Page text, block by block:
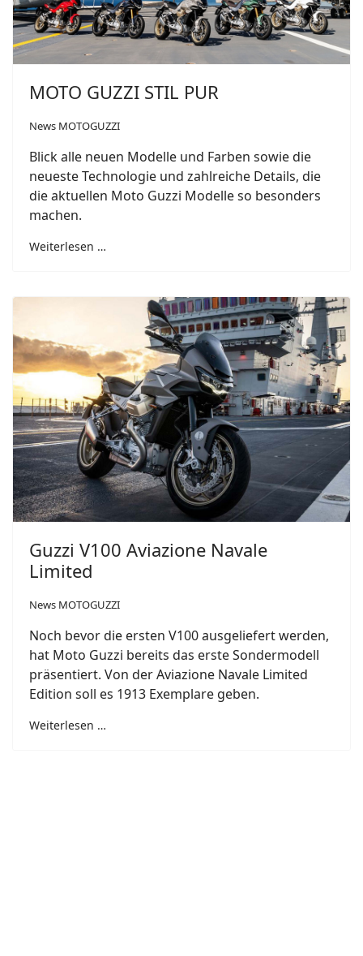
MOTO GUZZI STIL PUR
News MOTOGUZZI
Blick alle neuen Modelle und Farben sowie die
neueste Technologie und zahlreiche Details, die
die aktuellen Moto Guzzi Modelle so besonders
machen.
Weiterlesen …
Guzzi V100 Aviazione Navale
Limited
News MOTOGUZZI
Noch bevor die ersten V100 ausgeliefert werden,
hat Moto Guzzi bereits das erste Sondermodell
präsentiert. Von der Aviazione Navale Limited
Edition soll es 1913 Exemplare geben.
Weiterlesen …